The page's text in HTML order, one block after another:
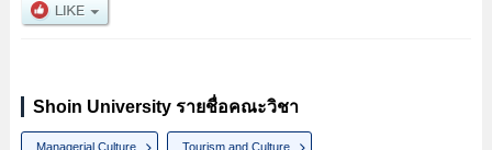
Shoin University รายชื่อคณะวิชา
Managerial Culture Tourism and Culture